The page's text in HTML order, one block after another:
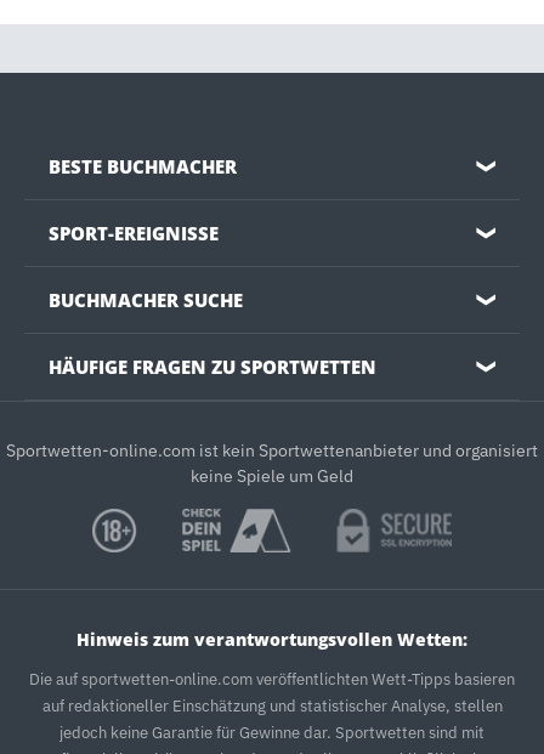
BESTE BUCHMACHER ❯
SPORT-EREIGNISSE ❯
BUCHMACHER SUCHE ❯
HÄUFIGE FRAGEN ZU SPORTWETTEN ❯
Sportwetten-online.com ist kein Sportwettenanbieter und organisiert
keine Spiele um Geld
Hinweis zum verantwortungsvollen Wetten:
Die auf sportwetten-online.com veröffentlichten Wett-Tipps basieren
auf redaktioneller Einschätzung und statistischer Analyse, stellen
jedoch keine Garantie für Gewinne dar. Sportwetten sind mit